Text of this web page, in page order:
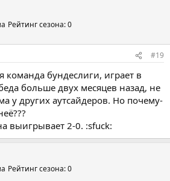
Рейтинг сезона: 0
#19
команда бундеслиги, играет в
больше двух месяцев назад, не
у других аутсайдеров. Но почему-
выигрывает 2-0. :sfuck:
Рейтинг сезона: 0